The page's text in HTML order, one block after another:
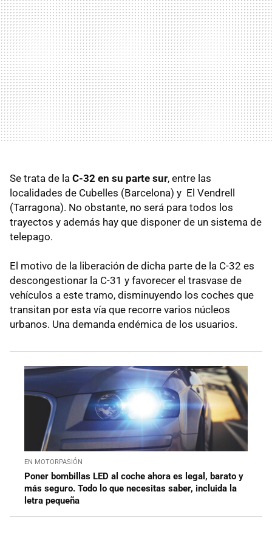
Se trata de la C-32 en su parte sur, entre las
localidades de Cubelles (Barcelona) y El Vendrell
(Tarragona). No obstante, no será para todos los
trayectos y además hay que disponer de un sistema de
telepago.
El motivo de la liberación de dicha parte de la C-32 es
descongestionar la C-31 y favorecer el trasvase de
vehículos a este tramo, disminuyendo los coches que
transitan por esta vía que recorre varios núcleos
urbanos. Una demanda endémica de los usuarios.
EN MOTORPASIÓN
Poner bombillas LED al coche ahora es legal, barato y
más seguro. Todo lo que necesitas saber, incluida la
letra pequeña